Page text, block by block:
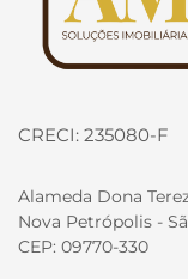
CRECI: 235080-F
Alameda Dona
Nova Petrópolis -
CEP: 09770-330